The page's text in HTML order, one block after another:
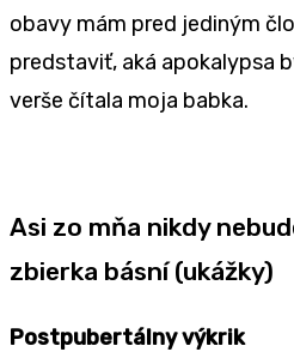
obavy mám pred jediným
predstaviť, aká apokalypsa
verše čítala moja babka.
Asi zo mňa nikdy
zbierka básní (ukážky)
Postpubertálny výkrik